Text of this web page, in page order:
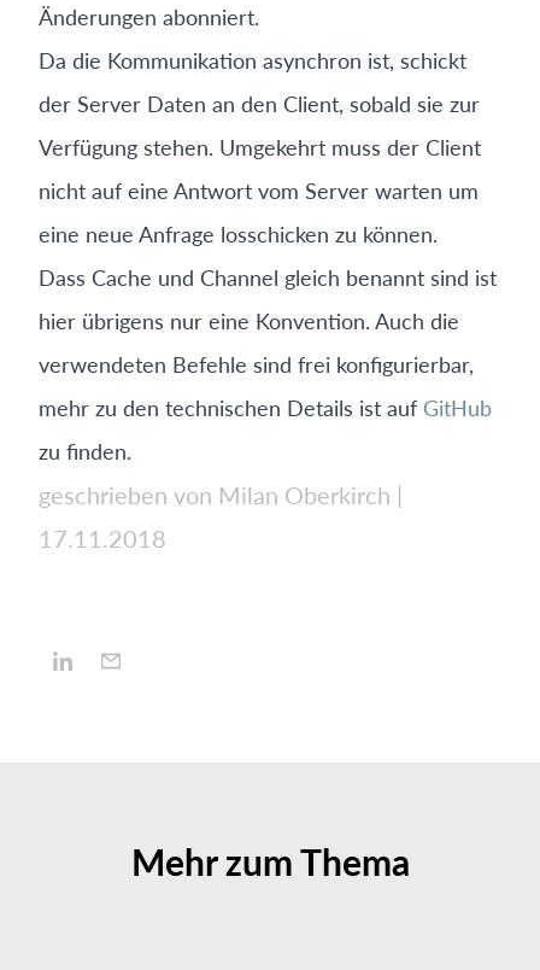
Änderungen abonniert.
Da die Kommunikation asynchron ist, schickt
der Server Daten an den Client, sobald sie zur
Verfügung stehen. Umgekehrt muss der Client
nicht auf eine Antwort vom Server warten um
eine neue Anfrage losschicken zu können.
Dass Cache und Channel gleich benannt sind ist
hier übrigens nur eine Konvention. Auch die
verwendeten Befehle sind frei konfigurierbar,
mehr zu den technischen Details ist auf GitHub
zu finden.
geschrieben von Milan Oberkirch |
17.11.2018
Mehr zum Thema